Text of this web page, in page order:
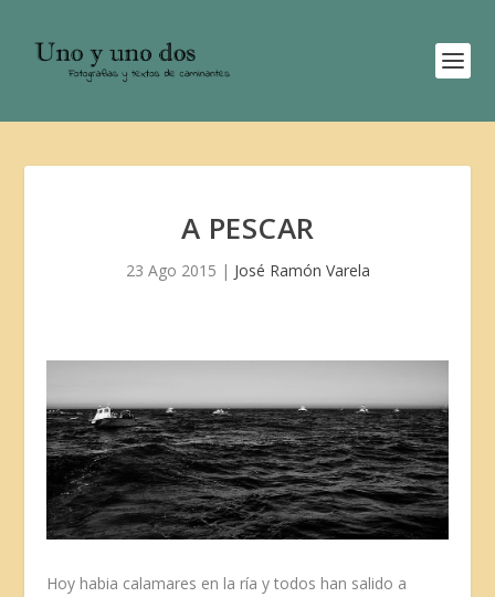
A PESCAR
23 Ago 2015 | José Ramón Varela
Hoy habia calamares en la ría y todos han salido a